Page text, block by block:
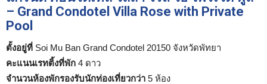
– Grand Condotel Villa Rose with Private
Pool
ตั้งอยู่ที่ Soi Mu Ban Grand Condotel 20150 จังหวัดพัทยา
คะแนนเรทติ้งที่พัก 4 ดาว
จำนวนห้องพักรองรับนักท่องเที่ยวกว่า 5 ห้อง